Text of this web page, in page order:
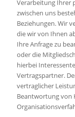
Verarbeitung Ihrer
zwischen uns
Beziehungen. Wir
die wir von Ihnen
Ihre Anfrage zu
oder die
hierbei
Vertragspartner.
vertraglicher
Beantwortung von